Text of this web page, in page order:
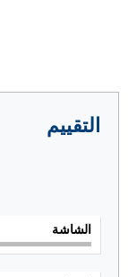
التقييم
الشاشة